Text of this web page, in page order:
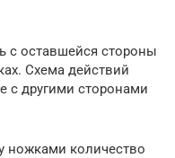
с оставшейся стороны
Схема действий
с другими сторонами
ножками количество